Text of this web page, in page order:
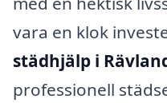
vara en klok
städhjälp i
professionell